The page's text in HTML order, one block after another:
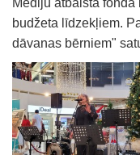
budžeta līdzekļiem.
dāvanas bērniem"